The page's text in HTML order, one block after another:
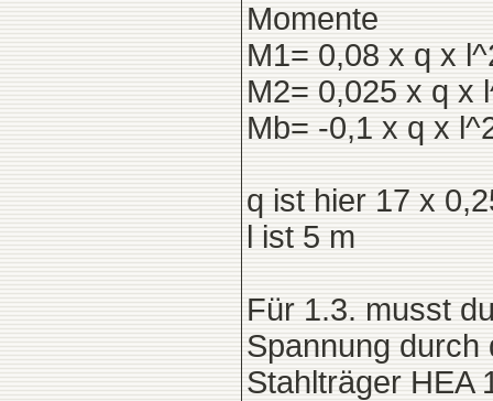
Momente
M1= 0,08 x q x
M2= 0,025 x q x
Mb= -0,1 x q x
q ist hier 17 x
l ist 5 m
Für 1.3. musst
Spannung durch
Stahlträger HEA